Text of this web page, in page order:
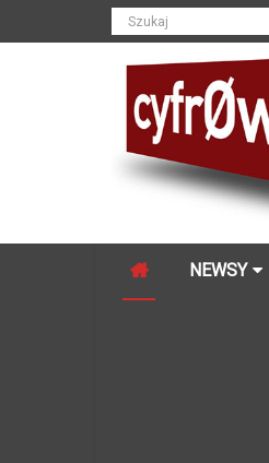
NEWSY